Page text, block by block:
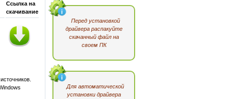
Перед установкой
драйвера распакуйте
скачанный файл на
своем ПК
Для автоматической
установки драйвера
Ссылка на
скачивание